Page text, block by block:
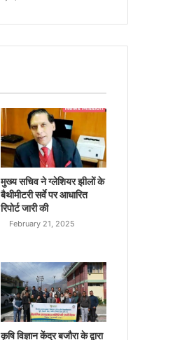
मुख्य सचिव ने ग्लेशियर झीलों के
बैथीमीटरी सर्वे पर आधारित
रिपोर्ट जारी की
February 21, 2025
कृषि विज्ञान केंद्र बजौरा के द्वारा